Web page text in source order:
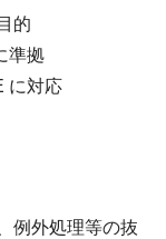
的
準拠
に対応
例外処理等の抜